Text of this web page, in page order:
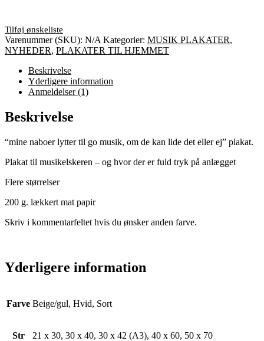
Varenummer (SKU): N/A Kategorier: MUSIK PLAKATER,
NYHEDER, PLAKATER TIL HJEMMET
Beskrivelse
Yderligere information
Anmeldelser (1)
Beskrivelse
“mine naboer lytter til go musik, om de kan lide det eller ej” plakat.
Plakat til musikelskeren – og hvor der er fuld tryk på anlægget
Flere størrelser
200 g. lækkert mat papir
Skriv i kommentarfeltet hvis du ønsker anden farve.
Yderligere information
Farve Beige/gul, Hvid, Sort
Str 21 x 30, 30 x 40, 30 x 42 (A3), 40 x 60, 50 x 70